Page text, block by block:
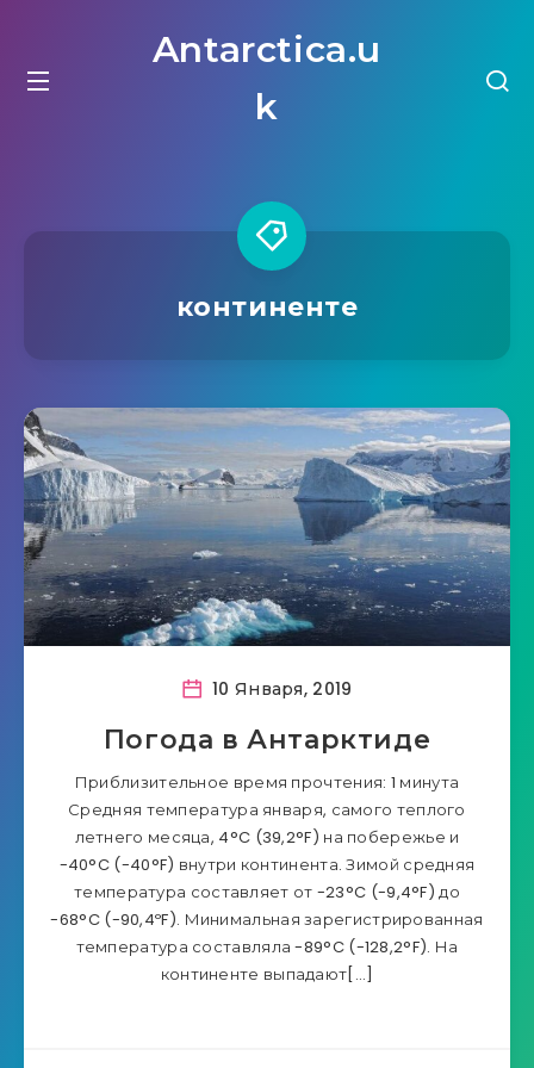
Antarctica.u
k
континенте
10 Января, 2019
Погода в Антарктиде
Приблизительное время прочтения: 1 минута
Средняя температура января, самого теплого
летнего месяца, 4°C (39,2°F) на побережье и
-40°C (-40°F) внутри континента. Зимой средняя
температура составляет от -23°C (-9,4°F) до
-68°C (-90,4ºF). Минимальная зарегистрированная
температура составляла -89°C (-128,2°F). На
континенте выпадают[…]